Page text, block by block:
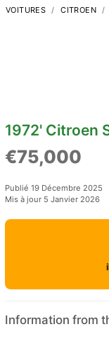
VOITURES CITROEN
1972' Citroen
€75,000
Publié 19 Décembre 2025
Mis à jour 5 Janvier 2026
Information from